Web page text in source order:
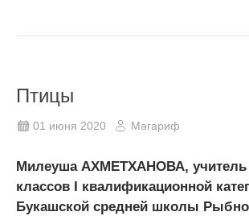
Птицы
01 июня 2020 Мәгариф
Милеуша АХМЕТХАНОВА, учитель
классов I квалификационной
Букашской средней школы